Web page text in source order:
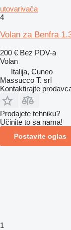
utovarivačа
4
Volan za Benfra
200 € Bez PDV-a
Volan
Italija, Cuneo
Massucco T. srl
Kontaktirajte
Prodajete tehniku?
Učinite to sa nama!
Postavite oglas
1